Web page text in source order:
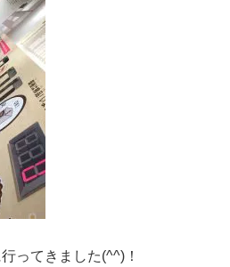
ってきました(^^)！